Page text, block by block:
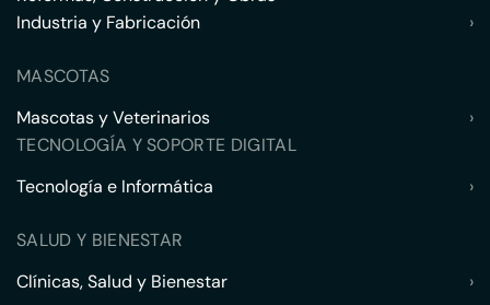
Industria y Fabricación
›
MASCOTAS
Mascotas y Veterinarios
›
TECNOLOGÍA Y SOPORTE DIGITAL
Tecnología e Informática
›
SALUD Y BIENESTAR
Clínicas, Salud y Bienestar
›